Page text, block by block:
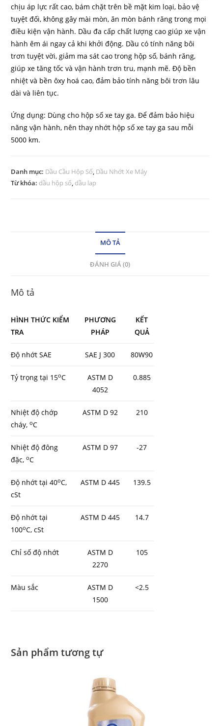
chịu áp lực rất cao, bám chặt trên bề mặt kim loại, bảo vệ
tuyệt đối, không gây mài mòn, ăn mòn bánh răng trong mọi
điều kiện vận hành. Dầu đa cấp chất lượng cao giúp xe vận
hành êm ái ngay cả khi khởi động. Dầu có tính năng bôi
trơn tuyệt vời, giảm ma sát cao trong hộp số, bánh răng,
giúp xe tăng tốc và vận hành trơn tru, mạnh mẽ. Độ bền
nhiệt và bền ôxy hoá cao, đảm bảo tính năng bôi trơn lâu
dài và liên tục.
Ứng dụng: Dùng cho hộp số xe tay ga. Để đảm bảo hiệu
năng vận hành, nên thay nhớt hộp số xe tay ga sau mỗi
5000 km.
Danh mục: Dầu Cầu Hộp Số, Dầu Nhớt Xe Máy
Từ khóa: dầu hộp số, dầu lap
MÔ TẢ
ĐÁNH GIÁ (0)
Mô tả
HÌNH THỨC KIỂM
TRA
PHƯƠNG
PHÁP
KẾT
QUẢ
Độ nhớt SAE SAE J 300 80W90
Tỷ trọng tại 15oC
ASTM D
4052
0.885
Nhiệt độ chớp
cháy,oC
ASTM D 92 210
Nhiệt độ đông
đặc,oC
ASTM D 97 -27
Độ nhớt tại 40oC,
cSt
ASTM D 445 139.5
Độ nhớt tại
100oC, cSt
ASTM D 445 14.7
Chỉ số độ nhớt
ASTM D
2270
105
Màu sắc
ASTM D
1500
<2.5
Sản phẩm tương tự